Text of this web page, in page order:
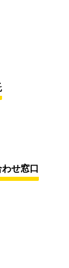
せ窓口